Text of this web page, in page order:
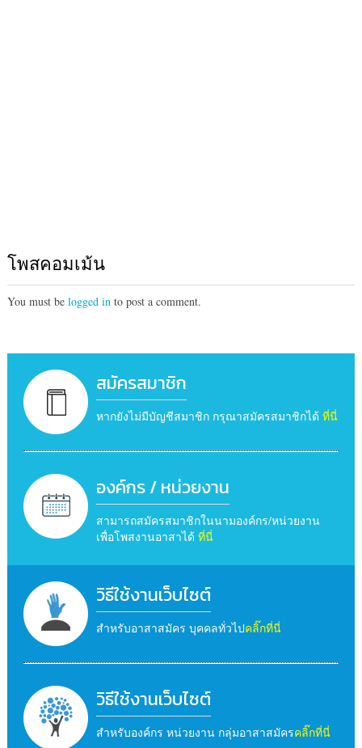
โพสคอมเม้น
You must be logged into post a comment.
สมัครสมาชิก
หากยังไม่มีบัญชีสมาชิก กรุณาสมัครสมาชิกได้ ที่นี่
องค์กร / หน่วยงาน
สามารถสมัครสมาชิกในนามองค์กร/หน่วยงาน
เพื่อโพสงานอาสาได้ ที่นี่
วิธีใช้งานเว็บไซต์
สำหรับอาสาสมัคร บุคคลทั่วไปคลิ๊กที่นี่
วิธีใช้งานเว็บไซต์
สำหรับองค์กร หน่วยงาน กลุ่มอาสาสมัครคลิ๊กที่นี่